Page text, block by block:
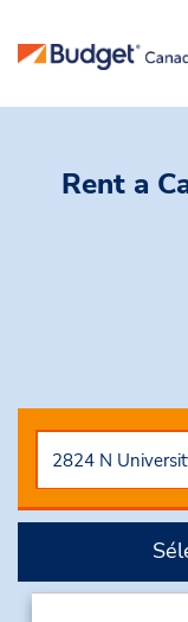
Rent a